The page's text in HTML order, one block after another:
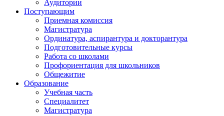
Аудитории
Поступающим
Приемная комиссия
Магистратура
Ординатура, аспирантура и докторантура
Подготовительные курсы
Работа со школами
Профориентация для школьников
Общежитие
Образование
Учебная часть
Специалитет
Магистратура